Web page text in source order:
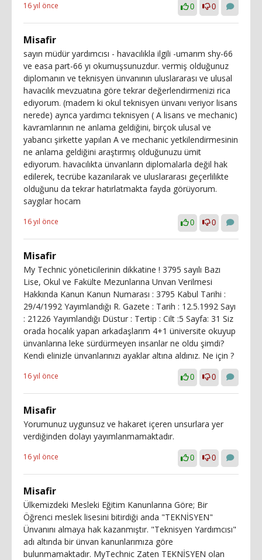
16 yıl önce 0 0
Misafir
sayın müdür yardımcısı - havacılıkla ilgili -umarım shy-66
ve easa part-66 yı okumuşsunuzdur. vermiş olduğunuz
diplomanın ve teknisyen ünvanının uluslararası ve ulusal
havacılık mevzuatına göre tekrar değerlendirmenizi rica
ediyorum. (madem ki okul teknisyen ünvanı veriyor lisans
nerede) ayrıca yardımcı teknisyen ( A lisans ve mechanic)
kavramlarının ne anlama geldiğini, birçok ulusal ve
yabancı şirkette yapılan A ve mechanic yetkilendirmesinin
ne anlama geldiğini araştırmış olduğunuzu ümit
ediyorum. havacılıkta ünvanların diplomalarla değil hak
edilerek, tecrübe kazanılarak ve uluslararası geçerlilikte
olduğunu da tekrar hatırlatmakta fayda görüyorum.
saygılar hocam
16 yıl önce 0 0
Misafir
My Technic yöneticilerinin dikkatine ! 3795 sayılı Bazı
Lise, Okul ve Fakülte Mezunlarına Unvan Verilmesi
Hakkında Kanun Kanun Numarası : 3795 Kabul Tarihi :
29/4/1992 Yayımlandığı R. Gazete : Tarih : 12.5.1992 Sayı
: 21226 Yayımlandığı Düstur : Tertip : Cilt :5 Sayfa: 31 Siz
orada hocalık yapan arkadaşlarım 4+1 üniversite okuyup
ünvanlarına leke sürdürmeyen insanlar ne oldu şimdi?
Kendi elinizle ünvanlarınızı ayaklar altına aldınız. Ne için ?
16 yıl önce 0 0
Misafir
Yorumunuz uygunsuz ve hakaret içeren unsurlara yer
verdiğinden dolayı yayımlanmamaktadır.
16 yıl önce 0 0
Misafir
Ülkemizdeki Mesleki Eğitim Kanunlarına Göre; Bir
Öğrenci meslek lisesini bitirdiği anda "TEKNİSYEN"
Ünvanını almaya hak kazanmıştır. "Teknisyen Yardımcısı"
adı altında bir ünvan kanunlarımıza göre
bulunmamaktadır. MyTechnic Zaten TEKNİSYEN olan